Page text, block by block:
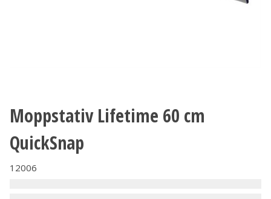
Moppstativ Lifetime 60 cm
QuickSnap
12006